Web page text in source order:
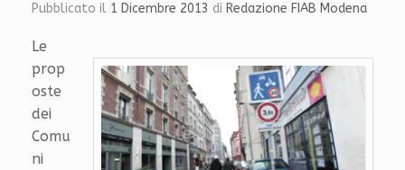
Pubblicato il 1 Dicembre 2013 di Redazione FIAB Modena
Le
prop
oste
dei
Comu
ni